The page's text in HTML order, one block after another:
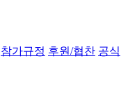
참가규정 후원/협찬 공식